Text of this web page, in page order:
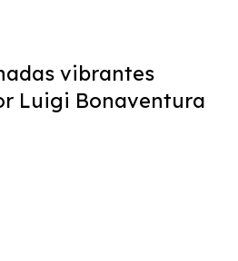
vibrantes
Luigi Bonaventura